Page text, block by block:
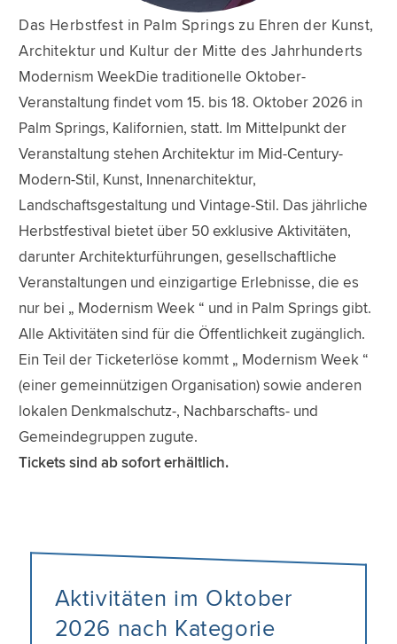
Das Herbstfest in Palm Springs zu Ehren der Kunst,
Architektur und Kultur der Mitte des Jahrhunderts
Modernism WeekDie traditionelle Oktober-
Veranstaltung findet vom 15. bis 18. Oktober 2026 in
Palm Springs, Kalifornien, statt. Im Mittelpunkt der
Veranstaltung stehen Architektur im Mid-Century-
Modern-Stil, Kunst, Innenarchitektur,
Landschaftsgestaltung und Vintage-Stil. Das jährliche
Herbstfestival bietet über 50 exklusive Aktivitäten,
darunter Architekturführungen, gesellschaftliche
Veranstaltungen und einzigartige Erlebnisse, die es
nur bei „ Modernism Week “ und in Palm Springs gibt.
Alle Aktivitäten sind für die Öffentlichkeit zugänglich.
Ein Teil der Ticketerlöse kommt „ Modernism Week “
(einer gemeinnützigen Organisation) sowie anderen
lokalen Denkmalschutz-, Nachbarschafts- und
Gemeindegruppen zugute.
Tickets sind ab sofort erhältlich.
Aktivitäten im Oktober
2026 nach Kategorie